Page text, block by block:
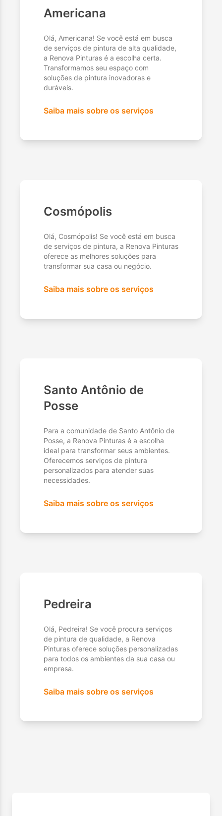
Americana
Olá, Americana! Se você está em busca
de serviços de pintura de alta qualidade,
a Renova Pinturas é a escolha certa.
Transformamos seu espaço com
soluções de pintura inovadoras e
duráveis.
Saiba mais sobre os serviços
Cosmópolis
Olá, Cosmópolis! Se você está em busca
de serviços de pintura, a Renova Pinturas
oferece as melhores soluções para
transformar sua casa ou negócio.
Saiba mais sobre os serviços
Santo Antônio de
Posse
Para a comunidade de Santo Antônio de
Posse, a Renova Pinturas é a escolha
ideal para transformar seus ambientes.
Oferecemos serviços de pintura
personalizados para atender suas
necessidades.
Saiba mais sobre os serviços
Pedreira
Olá, Pedreira! Se você procura serviços
de pintura de qualidade, a Renova
Pinturas oferece soluções personalizadas
para todos os ambientes da sua casa ou
empresa.
Saiba mais sobre os serviços